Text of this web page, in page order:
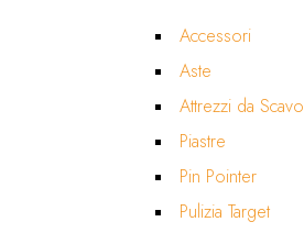
Accessori
Aste
Attrezzi da Scavo
Piastre
Pin Pointer
Pulizia Target